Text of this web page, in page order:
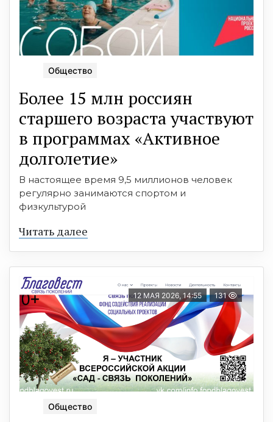
Общество
Более 15 млн россиян
старшего возраста участвуют
в программах «Активное
долголетие»
В настоящее время 9,5 миллионов человек
регулярно занимаются спортом и
физкультурой
Читать далее
12 МАЯ 2026, 14:55 131
Общество